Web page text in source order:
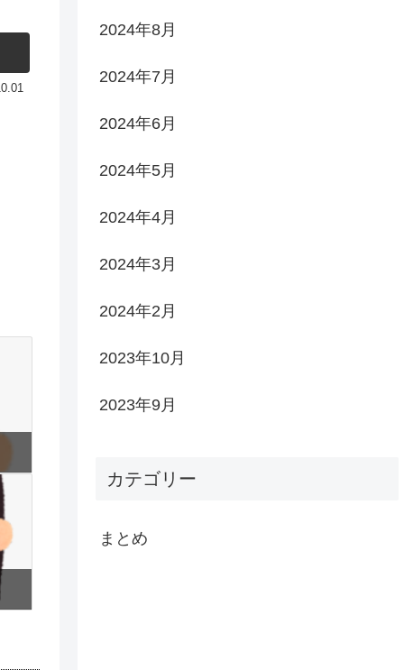
2024年8月
2024年7月
2024年6月
2024年5月
2024年4月
2024年3月
2024年2月
2023年10月
2023年9月
カテゴリー
まとめ